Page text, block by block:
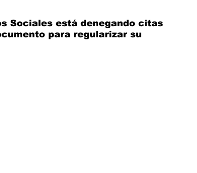
Sociales está denegando citas
para regularizar su